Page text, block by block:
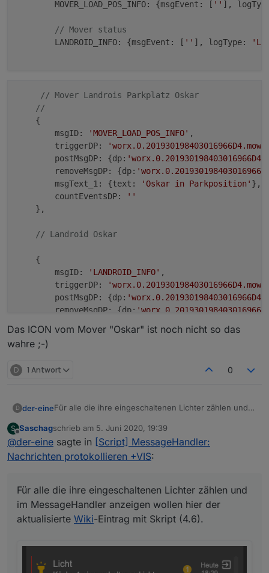
        MOVER_LOAD_POS_INFO: {msgEvent: [
'' ],
// Mover status
        LANDROID_INFO: {msgEvent: [
'' ], logType:
// Mover Landrois Parkplatz Oskar
//
    {
        msgID:
'MOVER_LOAD_POS_INFO' ,
        triggerDP:
        postMsgDP: {dp:
        removeMsgDP: {dp:
        msgText_1: {text:
'Oskar in Parkposition' },
        countEventsDP:
''
    },
// Landroid Oskar
    {
        msgID:
'LANDROID_INFO' ,
        triggerDP:
        postMsgDP: {dp:
        removeMsgDP: {dp:
        msgText_2: {dp:
        countEventsDP:
Das ICON vom Mover "Oskar" ist noch nicht so das
wahre ;-)
D 1 Antwort 0
D der-eineFür alle die ihre eingeschaltenen Lichter zählen und
aktualisierteWiki-Eintrag mit Skript (4.6).
S
Offline
Saschagschrieb am 5. Juni 2020, 19:39
zuletzt editiert von
@der-eine sagte in [Script] MessageHandler:
Nachrichten protokollieren +VIS:
Für alle die ihre eingeschaltenen Lichter zählen und
im MessageHandler anzeigen wollen hier der
aktualisierte Wiki-Eintrag mit Skript (4.6).